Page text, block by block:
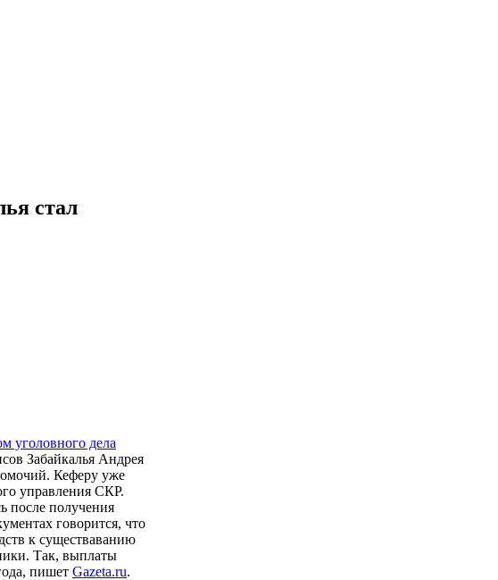
стал
Забайкалья Андрея
Кеферу уже
управления СКР.
после получения
говорится, что
к существаванию
Так, выплаты
пишет Gazeta.ru.